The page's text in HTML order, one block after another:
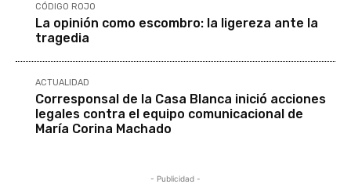
CÓDIGO ROJO
La opinión como escombro: la ligereza ante la
tragedia
ACTUALIDAD
Corresponsal de la Casa Blanca inició acciones
legales contra el equipo comunicacional de
María Corina Machado
- Publicidad -